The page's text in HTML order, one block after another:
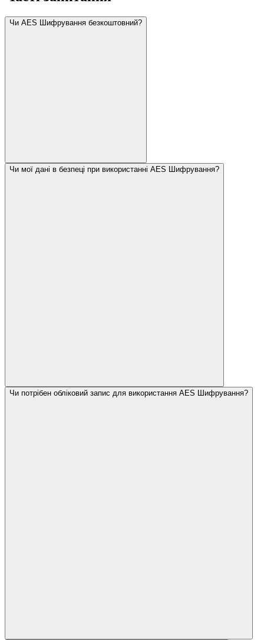
Чи AES Шифрування безкоштовний?
Чи мої дані в безпеці при використанні AES Шифрування?
Чи потрібен обліковий запис для використання AES Шифрування?